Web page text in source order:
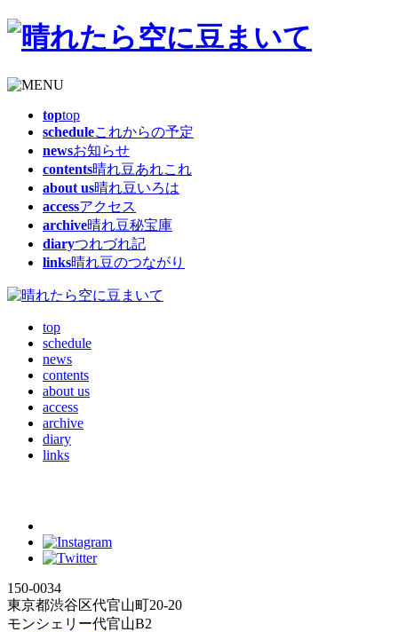
toptop
scheduleこれからの予定
newsお知らせ
contents晴れ豆あれこれ
about us晴れ豆いろは
accessアクセス
archive晴れ豆秘宝庫
diaryつれづれ記
links晴れ豆のつながり
top
schedule
news
contents
about us
access
archive
diary
links
150-0034
東京都渋谷区代官山町20-20
モンシェリー代官山B2